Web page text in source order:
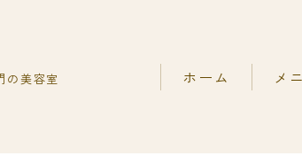
の美容室 ホーム メ